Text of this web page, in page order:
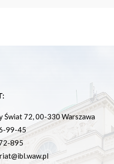
Świat 72, 00-330 Warszawa
99-45
895